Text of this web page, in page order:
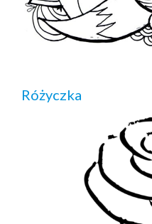
Różyczka